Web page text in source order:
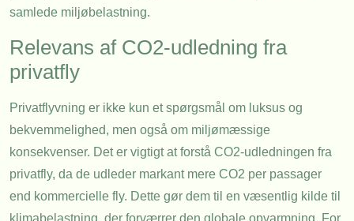
samlede miljøbelastning.
Relevans af CO2-udledning fra
privatfly
Privatflyvning er ikke kun et spørgsmål om luksus og
bekvemmelighed, men også om miljømæssige
konsekvenser. Det er vigtigt at forstå CO2-udledningen fra
privatfly, da de udleder markant mere CO2 per passager
end kommercielle fly. Dette gør dem til en væsentlig kilde til
klimabelastning, der forværrer den globale opvarmning. For